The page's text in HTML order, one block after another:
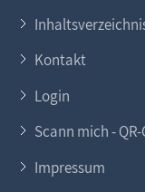
Kontakt
Login
Scann mich -
Impressum